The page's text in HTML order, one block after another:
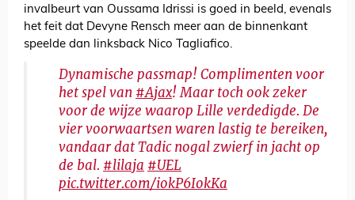
invalbeurt van Oussama Idrissi is goed in beeld, evenals
het feit dat Devyne Rensch meer aan de binnenkant
speelde dan linksback Nico Tagliafico.
Dynamische passmap! Complimenten voor
het spel van #Ajax! Maar toch ook zeker
voor de wijze waarop Lille verdedigde. De
vier voorwaartsen waren lastig te bereiken,
vandaar dat Tadic nogal zwierf in jacht op
de bal. #lilaja #UEL
pic.twitter.com/iokP6IokKa